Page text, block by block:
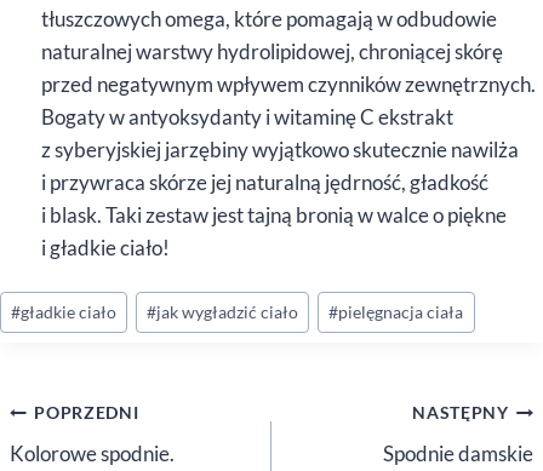
tłuszczowych omega, które pomagają w odbudowie
naturalnej warstwy hydrolipidowej, chroniącej skórę
przed negatywnym wpływem czynników zewnętrznych.
Bogaty w antyoksydanty i witaminę C ekstrakt
z syberyjskiej jarzębiny wyjątkowo skutecznie nawilża
i przywraca skórze jej naturalną jędrność, gładkość
i blask. Taki zestaw jest tajną bronią w walce o piękne
i gładkie ciało!
Tagi
wpisu:
#gładkie ciało #jak wygładzić ciało #pielęgnacja ciała
Nawigacja
wpisu
POPRZEDNI
Kolorowe spodnie.
NASTĘPNY
Spodnie damskie